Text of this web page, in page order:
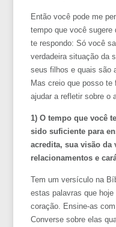
Então você pode me
tempo que você
te respondo: Só você
verdadeira situação da
seus filhos e quais são
Mas creio que posso te
ajudar a refletir sobre o
1) O tempo que você
sido suficiente para
acredita, sua visão da
relacionamentos e
Tem um versículo na
estas palavras que
coração. Ensine-as
Converse sobre elas